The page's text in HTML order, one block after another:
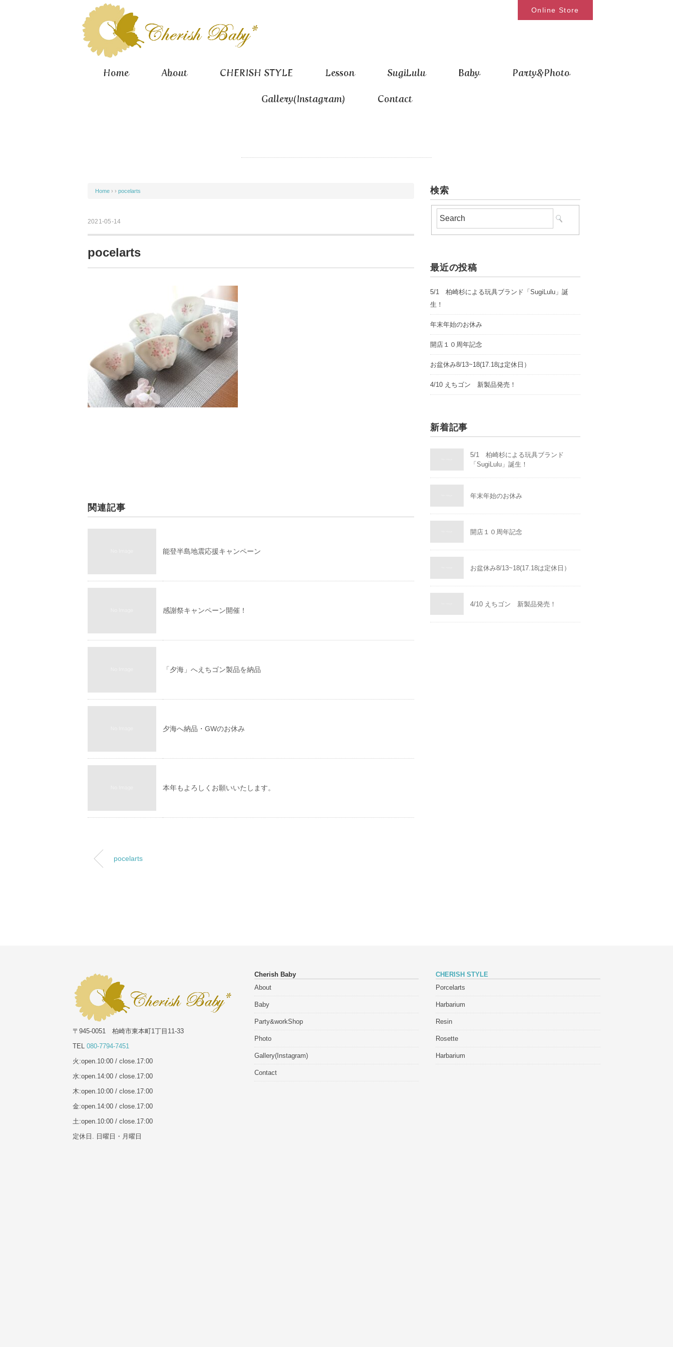
Online Store
Home About CHERISH STYLE Lesson SugiLulu Baby Party&Photo
Gallery(Instagram) Contact
Home › › pocelarts
2021-05-14
pocelarts
関連記事
能登半島地震応援キャンペーン
感謝祭キャンペーン開催！
「夕海」へえちゴン製品を納品
夕海へ納品・GWのお休み
本年もよろしくお願いいたします。
pocelarts
検索
最近の投稿
5/1 柏崎杉による玩具ブランド「SugiLulu」誕
生！
年末年始のお休み
開店１０周年記念
お盆休み8/13~18(17.18は定休日）
4/10 えちゴン 新製品発売！
新着記事
5/1 柏崎杉による玩具ブランド
「SugiLulu」誕生！
年末年始のお休み
開店１０周年記念
お盆休み8/13~18(17.18は定休日）
4/10 えちゴン 新製品発売！
〒945-0051 柏崎市東本町1丁目11-33
TEL 080-7794-7451
火:open.10:00 / close.17:00
水:open.14:00 / close.17:00
木:open.10:00 / close.17:00
金:open.14:00 / close.17:00
土:open.10:00 / close.17:00
定休日. 日曜日・月曜日
Cherish Baby
About
Baby
Party&workShop
Photo
Gallery(Instagram)
Contact
CHERISH STYLE
Porcelarts
Harbarium
Resin
Rosette
Harbarium